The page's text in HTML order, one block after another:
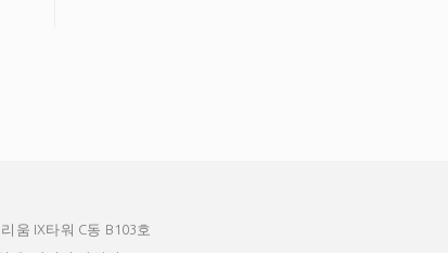
움 IX타워 C동 B103호